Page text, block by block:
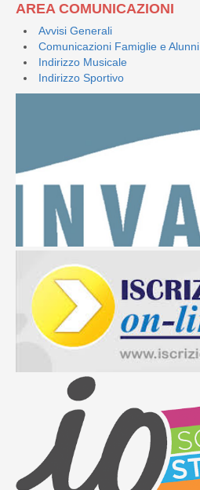
AREA COMUNICAZIONI
Avvisi Generali
Comunicazioni Famiglie e Alunni
Indirizzo Musicale
Indirizzo Sportivo